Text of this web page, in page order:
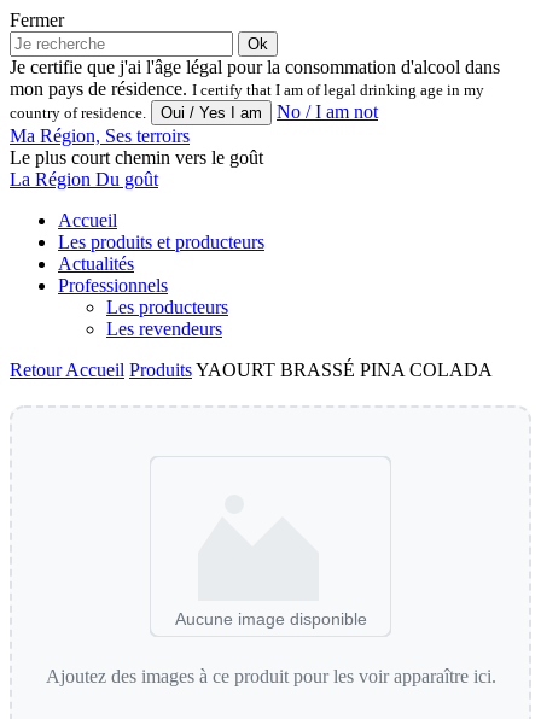
Fermer
Ok
Je certifie que j'ai l'âge légal pour la consommation d'alcool dans
mon pays de résidence. I certify that I am of legal drinking age in my
country of residence.
No / I am not
Ma Région, Ses terroirs
Le plus court chemin vers le goût
La Région Du goût
Accueil
Les produits et producteurs
Actualités
Professionnels
Les producteurs
Les revendeurs
RetourAccueil ProduitsYAOURT BRASSÉ PINA COLADA
Aucune image disponible
Ajoutez des images à ce produit pour les voir apparaître ici.